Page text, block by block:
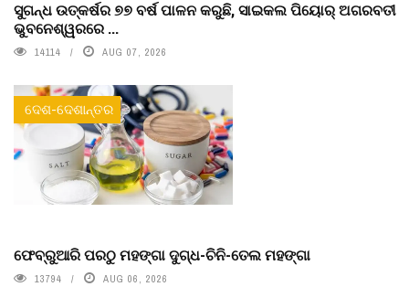
ସୁଗନ୍ଧ ଉତ୍କର୍ଷର ୭୭ ବର୍ଷ ପାଳନ କରୁଛି, ସାଇକଲ ପିୟୋର୍‌ ଅଗରବତୀ
ଭୁବନେଶ୍ୱରରେ ...
14114 AUG 07, 2026
ଦେଶ-ଦେଶାନ୍ତର
ଫେବ୍ରୁଆରି ପରଠୁ ମହଙ୍ଗା ଦୁଗ୍ଧ-ଚିନି-ତେଲ ମହଙ୍ଗା
13794 AUG 06, 2026